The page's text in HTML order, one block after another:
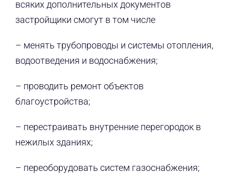
всяких дополнительных документов
застройщики смогут в том числе
– менять трубопроводы и системы отопления,
водоотведения и водоснабжения;
– проводить ремонт объектов
благоустройства;
– перестраивать внутренние перегородок в
нежилых зданиях;
– переоборудовать систем газоснабжения;